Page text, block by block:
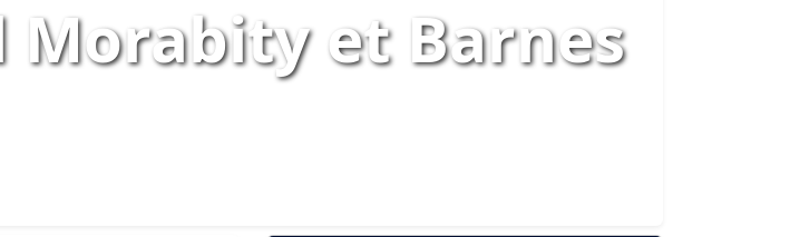
Morabity et Barnes